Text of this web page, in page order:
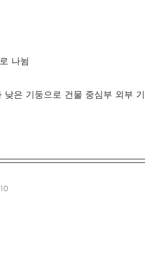
나뉨
은 기둥으로 건물 중심부 외부